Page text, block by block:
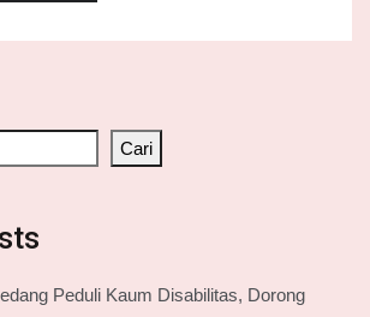
Cari
Peduli Kaum Disabilitas, Dorong